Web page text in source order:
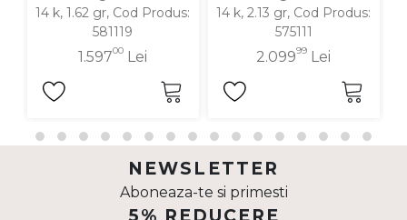
14 k, 1.62 gr, Cod Produs:
581119
1.59700 Lei
14 k, 2.13 gr, Cod Produs:
575111
2.09999 Lei
NEWSLETTER
Aboneaza-te si primesti
5% REDUCERE